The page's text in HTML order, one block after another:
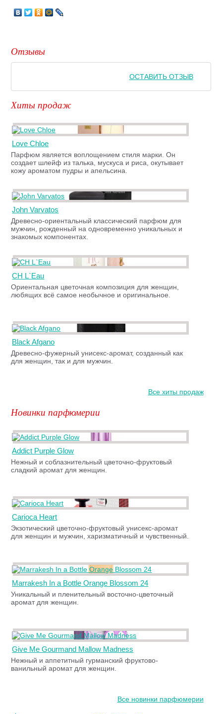
Отзывы
ОСТАВИТЬ ОТЗЫВ
Хиты продаж
Love Chloe
Парфюм является воплощением стиля марки. Он
создает шлейф из талька, мускуса и риса, окутывает
кожу ароматом пудры и апельсина.
John Varvatos
Древесно-ориентальный классический парфюм для
мужчин, рожденный на одновременно уникальных и
знакомых компонентах.
CH L`Eau
Ориентальная цветочная композиция для женщин,
любящих всё самое необычное и оригинальное.
Black Afgano
Древесно-фужерный унисекс-аромат, созданный как
для женщин, так и для мужчин.
Все хиты продаж
Новинки парфюмерии
Addict Purple Glow
Нежный и соблазнительный цветочно-фруктовый
сладкий аромат для женщин.
Carioca Heart
Экзотический цветочно-фруктовый унисекс-аромат
для женщин и мужчин, харизматичный и чувственный.
Marrakesh In a Bottle Orange Blossom 24
Уникальный и пленительный восточно-цветочный
аромат для женщин.
Give Me Gourmand Mallow Madness
Нежный и аппетитный гурманский фруктово-
ванильный аромат для женщин.
Все новинки парфюмерии